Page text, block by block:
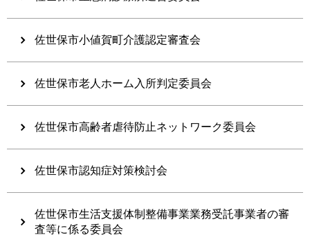
佐世保市小値賀町介護認定審査会
佐世保市老人ホーム入所判定委員会
佐世保市高齢者虐待防止ネットワーク委員会
佐世保市認知症対策検討会
佐世保市生活支援体制整備事業業務受託事業者の審
査等に係る委員会